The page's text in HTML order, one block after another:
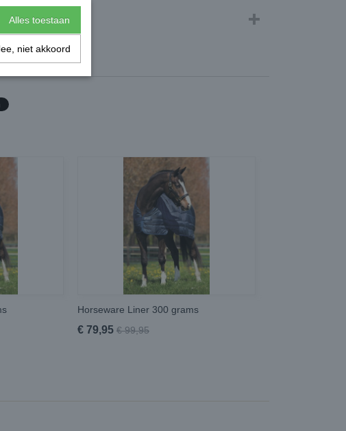
Horseware Liner 300 grams
€ 79,95 € 99,95
Alles toestaan
niet akkoord